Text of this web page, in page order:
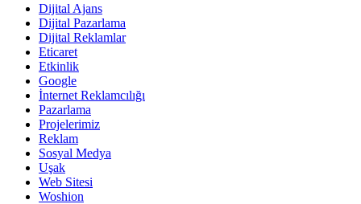
Dijital Ajans
Dijital Pazarlama
Dijital Reklamlar
Eticaret
Etkinlik
Google
İnternet Reklamcılığı
Pazarlama
Projelerimiz
Reklam
Sosyal Medya
Uşak
Web Sitesi
Woshion